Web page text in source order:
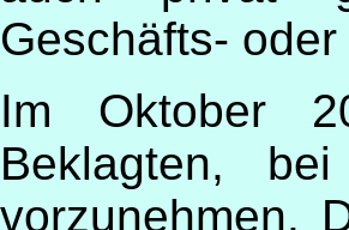
Geschäfts-
Im Oktober
Beklagten,
vorzunehmen.